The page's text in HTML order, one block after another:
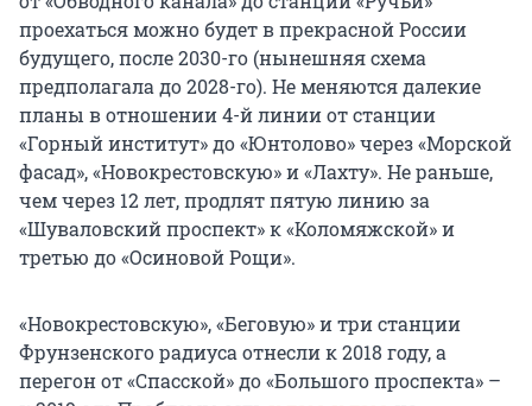
проехаться можно будет в прекрасной России
будущего, после 2030-го (нынешняя схема
предполагала до 2028-го). Не меняются далекие
планы в отношении 4-й линии от станции
«Горный институт» до «Юнтолово» через «Морской
фасад», «Новокрестовскую» и «Лахту». Не раньше,
чем через 12 лет, продлят пятую линию за
«Шуваловский проспект» к «Коломяжской» и
третью до «Осиновой Рощи».
«Новокрестовскую», «Беговую» и три станции
Фрунзенского радиуса отнесли к 2018 году, а
перегон от «Спасской» до «Большого проспекта» –